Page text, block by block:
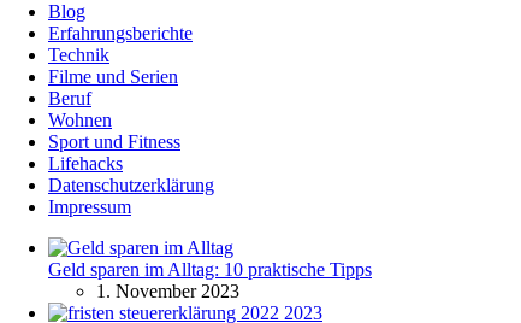
Blog
Erfahrungsberichte
Technik
Filme und Serien
Beruf
Wohnen
Sport und Fitness
Lifehacks
Datenschutzerklärung
Impressum
Geld sparen im Alltag: 10 praktische Tipps
1. November 2023